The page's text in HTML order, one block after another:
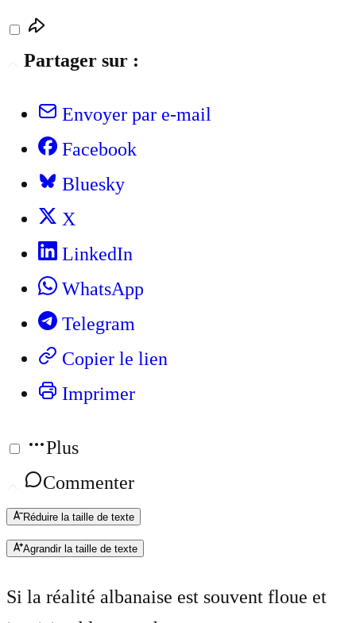
Partager sur :
Envoyer par e-mail
Facebook
Bluesky
X
LinkedIn
WhatsApp
Telegram
Copier le lien
Imprimer
Plus
Commenter
Réduire la taille de texte
Agrandir la taille de texte
Si la réalité albanaise est souvent floue et